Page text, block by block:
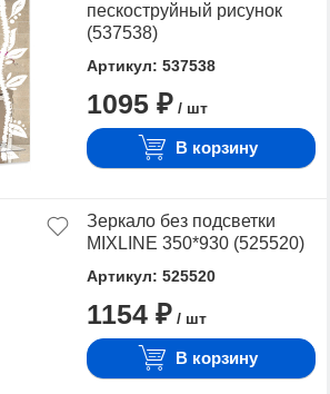
пескоструйный рисунок
(537538)
Артикул: 537538
1095 ₽ / шт
В корзину
Зеркало без подсветки
MIXLINE 350*930 (525520)
Артикул: 525520
1154 ₽ / шт
В корзину